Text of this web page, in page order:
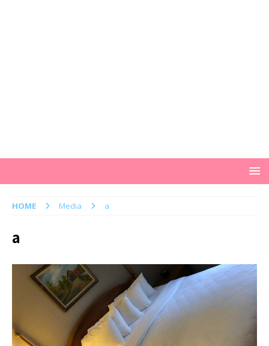
HOME Media a
a